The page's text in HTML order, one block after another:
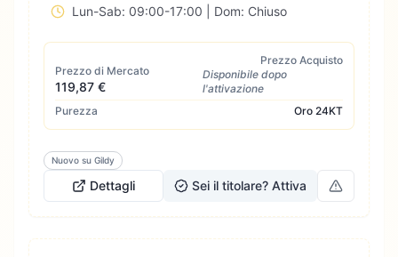
Lun-Sab: 09:00-17:00 | Dom: Chiuso
Prezzo di Mercato
119,87 €
Prezzo Acquisto
Disponibile dopo
l'attivazione
Purezza
Oro 24KT
Nuovo su Gildy
Dettagli Sei il titolare? Attiva